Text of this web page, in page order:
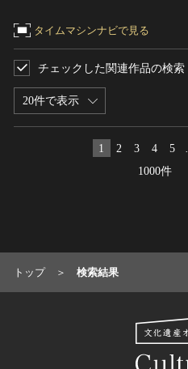
タイムマシンナビで見る
20件で表示
チェックした関連作品の検索
1000件
1 2 3 4 5
渓谷・渓流
その他
天然記念物
トップ 検索結果